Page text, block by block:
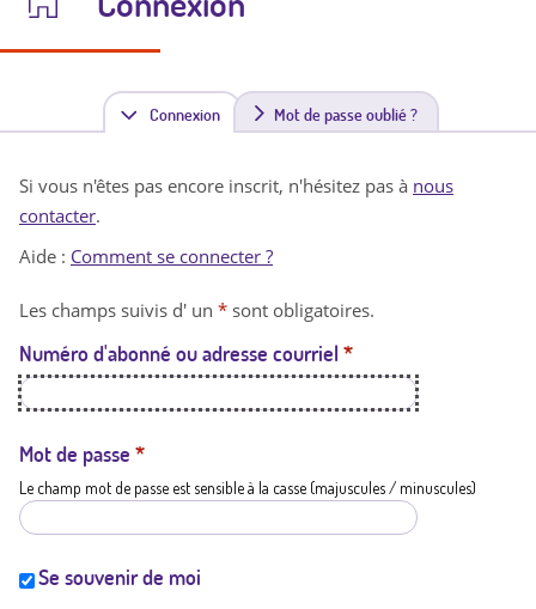
Connexion(
n
t
a
t
i
Mot de passe oublié ?
Si vous n'êtes pas encore inscrit, n'hésitez pas à nous
contacter.
Aide : Comment se connecter ?
Les champs suivis d' un * sont obligatoires.
Numéro d'abonné ou adresse courriel *
Mot de passe *
Le champ mot de passe est sensible à la casse (majuscules / minuscules)
Se souvenir de moi